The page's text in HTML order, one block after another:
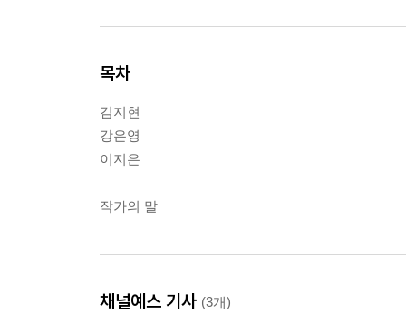
목차
김지현
강은영
이지은
작가의 말
채널예스 기사 (3개)